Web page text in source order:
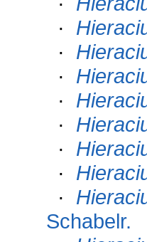
·
·
·
·
·
·
·
·
Schabelr.